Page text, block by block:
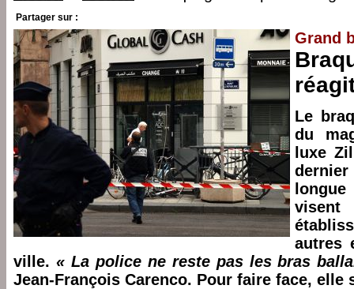
Partager sur :
Grand
Le
du
luxe
autres
ville. « La police ne reste pas les bras
Jean-François Carenco. Pour faire face, elle